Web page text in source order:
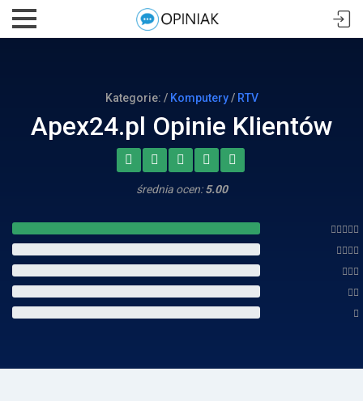
Kategorie: / Komputery/ RTV
Apex24.pl Opinie Klientów
średnia ocen:5.00